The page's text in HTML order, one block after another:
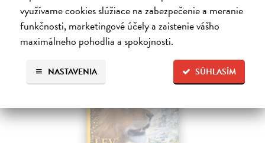
využívame cookies slúžiace na zabezpečenie a meranie
funkčnosti, marketingové účely a zaistenie vášho
maximálneho pohodlia a spokojnosti.
SÚHLASÍM
NASTAVENIA
28,90 € ?
na sklade